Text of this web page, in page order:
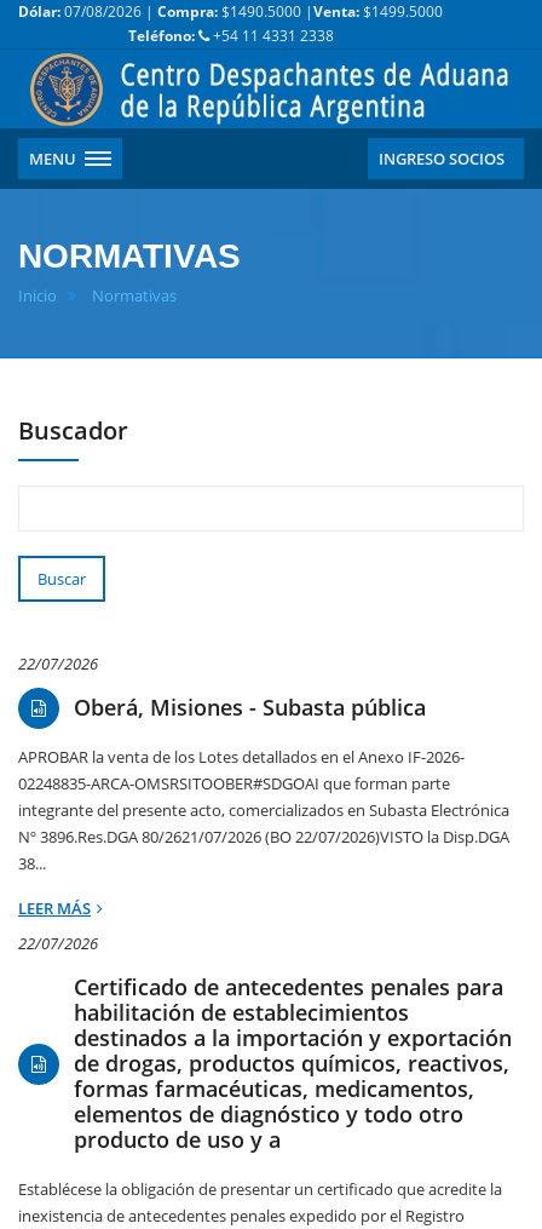
Dólar:07/08/2026 | Compra:$1490.5000 |Venta:$1499.5000
Teléfono:
+54 11 4331 2338
MENU INGRESO SOCIOS
NORMATIVAS
Inicio Normativas
Buscador
Buscar
22/07/2026
Oberá, Misiones - Subasta pública
APROBAR la venta de los Lotes detallados en el Anexo IF-2026-
02248835-ARCA-OMSRSITOOBER#SDGOAI que forman parte
integrante del presente acto, comercializados en Subasta Electrónica
Nº 3896.Res.DGA 80/2621/07/2026 (BO 22/07/2026)VISTO la Disp.DGA
38...
LEER MÁS
22/07/2026
Certificado de antecedentes penales para
habilitación de establecimientos
destinados a la importación y exportación
de drogas, productos químicos, reactivos,
formas farmacéuticas, medicamentos,
elementos de diagnóstico y todo otro
producto de uso y a
Establécese la obligación de presentar un certificado que acredite la
inexistencia de antecedentes penales expedido por el Registro